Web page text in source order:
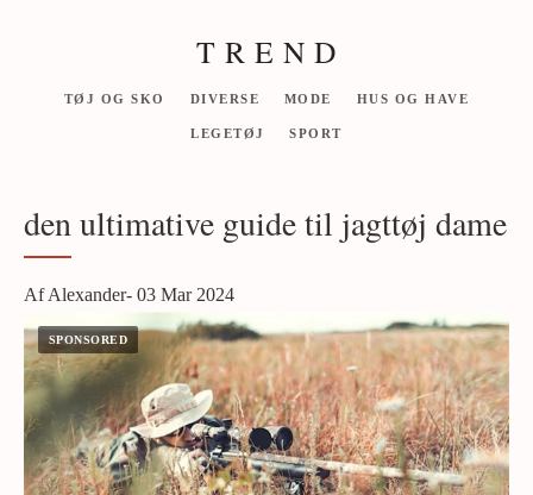
T R E N D
TØJ OG SKO DIVERSE MODE HUS OG HAVE
LEGETØJ SPORT
den ultimative guide til jagttøj dame
Af Alexander- 03 Mar 2024